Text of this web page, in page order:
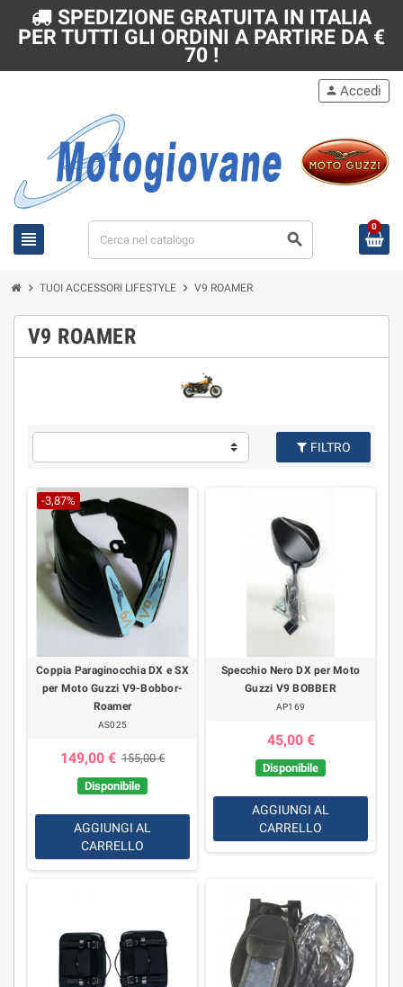
SPEDIZIONE GRATUITA IN ITALIA
PER TUTTI GLI ORDINI A PARTIRE DA €
70 !
view_headline search
person Accedi
0
chevron_right TUOI ACCESSORI LIFESTYLE chevron_right V9 ROAMER
V9 ROAMER
FILTRO
-3,87%
Coppia Paraginocchia DX e SX
per Moto Guzzi V9-Bobbor-
Roamer
AS025
149,00 € 155,00 €
Disponibile
AGGIUNGI AL
CARRELLO
Specchio Nero DX per Moto
Guzzi V9 BOBBER
AP169
45,00 €
Disponibile
AGGIUNGI AL
CARRELLO